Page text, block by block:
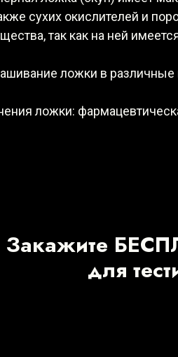
сухих окислителей и
так как на ней
ложки в различные
ложки:
Закажите
для